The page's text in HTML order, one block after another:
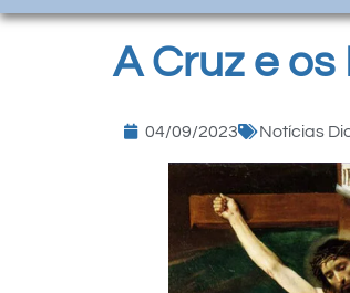
A Cruz e
04/09/2023 Notícias